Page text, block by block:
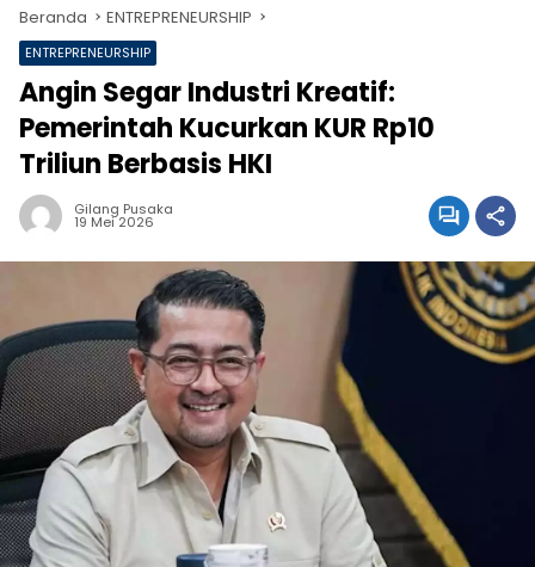
Beranda ENTREPRENEURSHIP
ENTREPRENEURSHIP
Angin Segar Industri Kreatif:
Pemerintah Kucurkan KUR Rp10
Triliun Berbasis HKI
Gilang Pusaka
19 Mei 2026